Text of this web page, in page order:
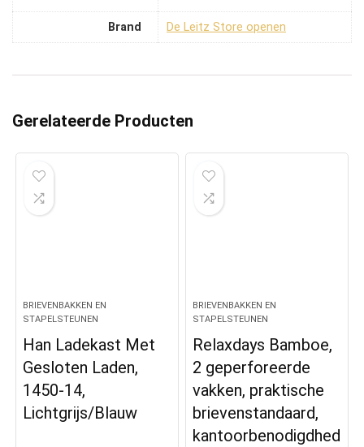
Brand De Leitz Store openen
Gerelateerde Producten
BRIEVENBAKKEN EN
STAPELSTEUNEN
Han Ladekast Met
Gesloten Laden,
1450-14,
Lichtgrijs/Blauw
BRIEVENBAKKEN EN
STAPELSTEUNEN
Relaxdays Bamboe,
2 geperforeerde
vakken, praktische
brievenstandaard,
kantoorbenodigdhed